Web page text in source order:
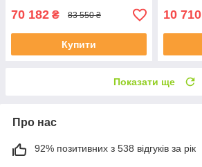
70 182 ₴ 83 550 ₴
Купити
10 710
Показати ще
Про нас
92% позитивних з 538 відгуків за рік